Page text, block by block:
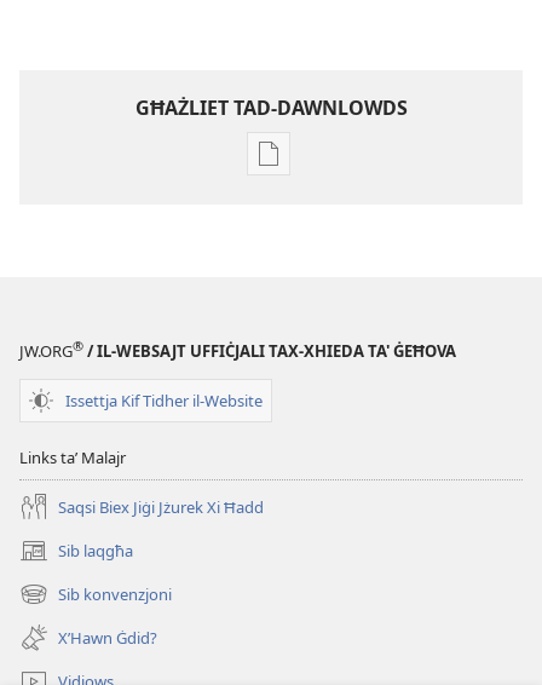
GĦAŻLIET TAD-DAWNLOWDS
Għażliet
STENBAĦ!
Frar
JW.ORG® / IL-WEBSAJT UFFIĊJALI TAX-XHIEDA TA' ĠEĦOVA
Issettja Kif Tidher il-Website
Links taʼ Malajr
Saqsi Biex Jiġi Jżurek Xi Ħadd
Sib laqgħa
(opens
new
window)
Sib konvenzjoni
(opens
new
window)
X’Hawn Ġdid?